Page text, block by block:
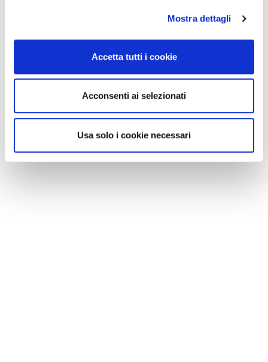
Mostra dettagli
Accetta tutti i cookie
Acconsenti ai selezionati
Usa solo i cookie necessari